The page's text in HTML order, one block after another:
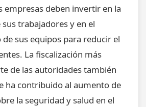
empresas deben invertir en la
trabajadores y en el
sus equipos para reducir el
La fiscalización más
de las autoridades también
ha contribuido al aumento de
la seguridad y salud en el